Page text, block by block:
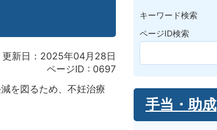
更新日：2025年04月28日
ページID : 0697
を図るため、不妊治療
キーワード検索
ページID検索
手当・助成